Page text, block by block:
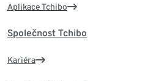
Aplikace Tchibo
Společnost Tchibo
Kariéra